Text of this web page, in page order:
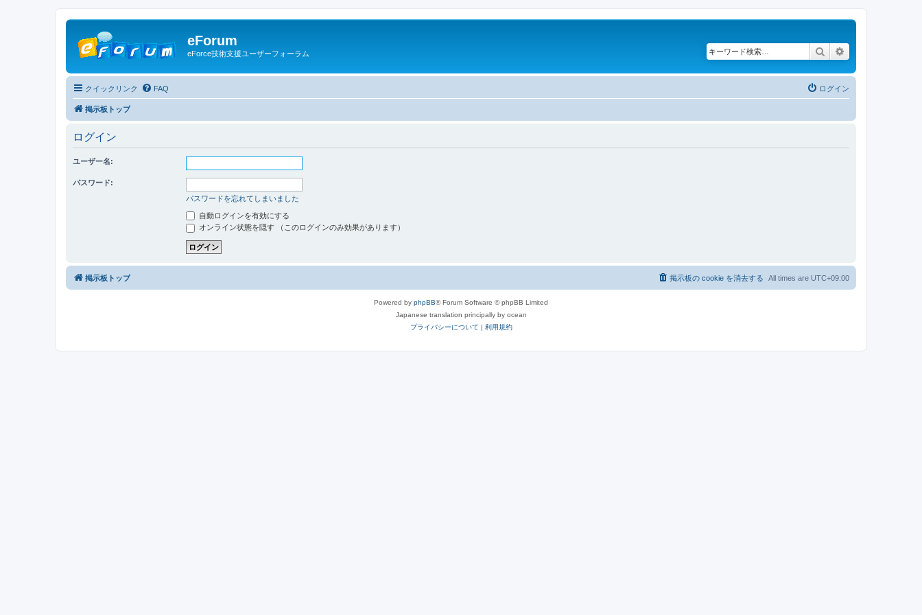
eForum
eForce技術支援ユーザーフォーラム 検索
クイックリンク FAQ ログイン
掲示板トップ
ログイン
ユーザー名:
パスワード:
パスワードを忘れてしまいました
自動ログインを有効にする
オンライン状態を隠す （このログインのみ効果があります）
掲示板トップ All times are UTC+09:00
掲示板の cookie を消去する
Powered by phpBB® Forum Software © phpBB Limited
Japanese translation principally by ocean
プライバシーについて | 利用規約